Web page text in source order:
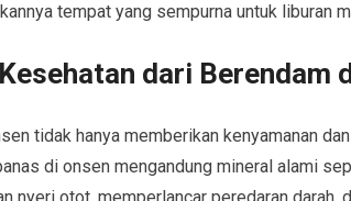
tempat yang sempurna untuk liburan
dari Berendam
tidak hanya memberikan kenyamanan
di onsen mengandung mineral alami